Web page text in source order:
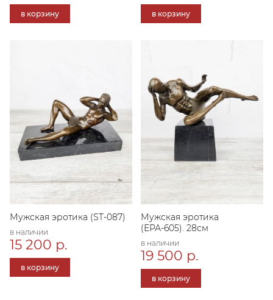
в корзину в корзину
Мужская эротика (ST-087)
в наличии
15 200 р.
в корзину
Мужская эротика
(ЕРА-605). 28см
в наличии
19 500 р.
в корзину